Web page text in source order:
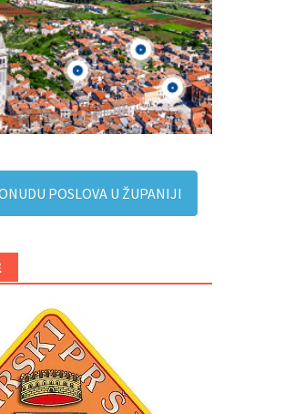
POSLOVA U ŽUPANIJI